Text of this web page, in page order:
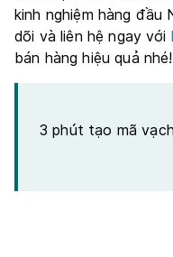
kinh nghiệm hàng
dõi và liên hệ ngay với
bán hàng hiệu quả nhé!
3 phút tạo mã